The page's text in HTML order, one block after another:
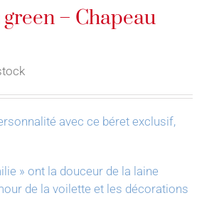
– Chapeau
avec ce béret exclusif,
» ont la douceur de la laine
de la voilette et les décorations